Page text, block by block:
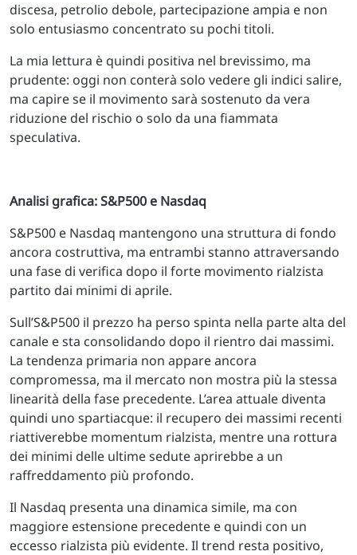
discesa, petrolio debole, partecipazione ampia e non
solo entusiasmo concentrato su pochi titoli.
La mia lettura è quindi positiva nel brevissimo, ma
prudente: oggi non conterà solo vedere gli indici salire,
ma capire se il movimento sarà sostenuto da vera
riduzione del rischio o solo da una fiammata
speculativa.
Analisi grafica: S&P500 e Nasdaq
S&P500 e Nasdaq mantengono una struttura di fondo
ancora costruttiva, ma entrambi stanno attraversando
una fase di verifica dopo il forte movimento rialzista
partito dai minimi di aprile.
Sull’S&P500 il prezzo ha perso spinta nella parte alta del
canale e sta consolidando dopo il rientro dai massimi.
La tendenza primaria non appare ancora
compromessa, ma il mercato non mostra più la stessa
linearità della fase precedente. L’area attuale diventa
quindi uno spartiacque: il recupero dei massimi recenti
riattiverebbe momentum rialzista, mentre una rottura
dei minimi delle ultime sedute aprirebbe a un
raffreddamento più profondo.
Il Nasdaq presenta una dinamica simile, ma con
maggiore estensione precedente e quindi con un
eccesso rialzista più evidente. Il trend resta positivo,